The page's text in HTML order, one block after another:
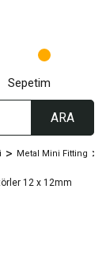
ARA
Sepetim
Metal Mini Fitting